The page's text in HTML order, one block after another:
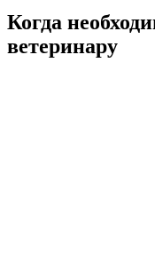
Когда
ветеринару